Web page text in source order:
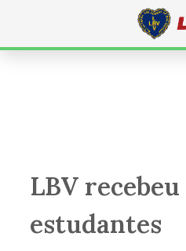
LBV
estudantes